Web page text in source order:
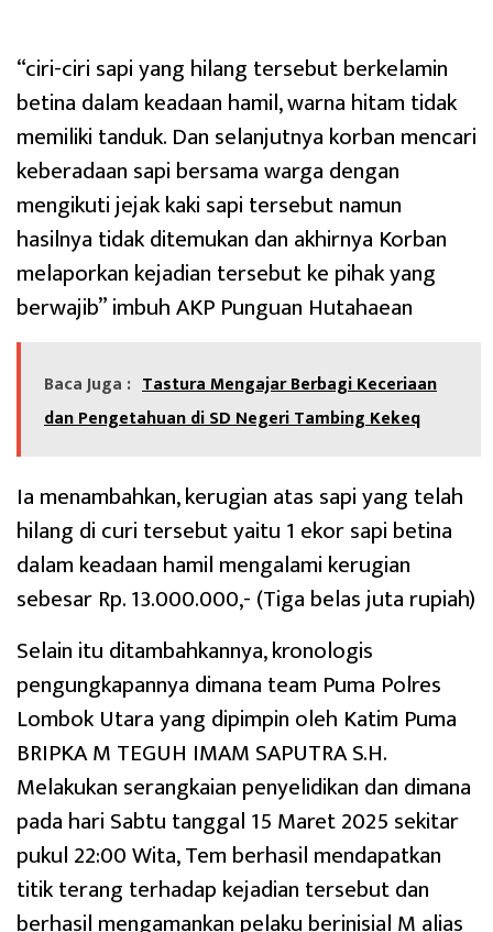
“ciri-ciri sapi yang hilang tersebut berkelamin
betina dalam keadaan hamil, warna hitam tidak
memiliki tanduk. Dan selanjutnya korban mencari
keberadaan sapi bersama warga dengan
mengikuti jejak kaki sapi tersebut namun
hasilnya tidak ditemukan dan akhirnya Korban
melaporkan kejadian tersebut ke pihak yang
berwajib” imbuh AKP Punguan Hutahaean
Baca Juga : Tastura Mengajar Berbagi Keceriaan
dan Pengetahuan di SD Negeri Tambing Kekeq
Ia menambahkan, kerugian atas sapi yang telah
hilang di curi tersebut yaitu 1 ekor sapi betina
dalam keadaan hamil mengalami kerugian
sebesar Rp. 13.000.000,- (Tiga belas juta rupiah)
Selain itu ditambahkannya, kronologis
pengungkapannya dimana team Puma Polres
Lombok Utara yang dipimpin oleh Katim Puma
BRIPKA M TEGUH IMAM SAPUTRA S.H.
Melakukan serangkaian penyelidikan dan dimana
pada hari Sabtu tanggal 15 Maret 2025 sekitar
pukul 22:00 Wita, Tem berhasil mendapatkan
titik terang terhadap kejadian tersebut dan
berhasil mengamankan pelaku berinisial M alias